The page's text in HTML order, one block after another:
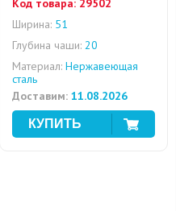
Код товара: 29502
Ширина: 51
Глубина чаши: 20
Материал: Нержавеющая
сталь
Доставим: 11.08.2026